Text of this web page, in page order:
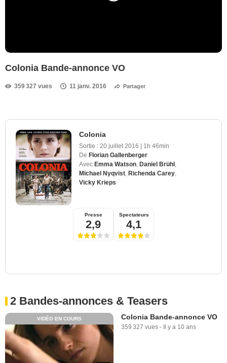
Colonia Bande-annonce VO
359 327 vues 11 janv. 2016 Partager
Colonia
Sortie : 20 juillet 2016 | 1h 46min
De Florian Gallenberger
Avec Emma Watson Daniel Brühl
Michael Nyqvist Richenda Carey
Vicky Krieps
Presse
2,9
Spectateurs
4,1
2 Bandes-annonces & Teasers
VIDÉO EN COURS Colonia Bande-annonce VO
359 327 vues - Il y a 10 ans